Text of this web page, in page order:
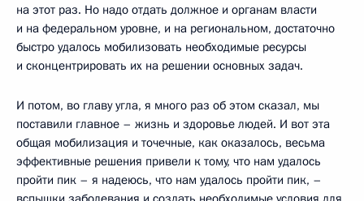
на этот раз. Но надо отдать должное и органам власти
и на федеральном уровне, и на региональном, достаточно
быстро удалось мобилизовать необходимые ресурсы
и сконцентрировать их на решении основных задач.
И потом, во главу угла, я много раз об этом сказал, мы
поставили главное – жизнь и здоровье людей. И вот эта
общая мобилизация и точечные, как оказалось, весьма
эффективные решения привели к тому, что нам удалось
пройти пик – я надеюсь, что нам удалось пройти пик, –